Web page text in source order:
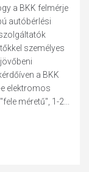
a BKK felmérje
autóbérlési
személyes
a BKK
elektromos
méretű", 1-2...